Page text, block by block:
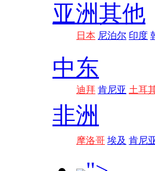
亚洲其他
日本 尼泊尔 印度
中东
迪拜 肯尼亚 土耳
非洲
摩洛哥 埃及 肯尼